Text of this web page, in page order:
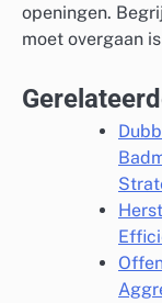
openingen.
moet overgaan